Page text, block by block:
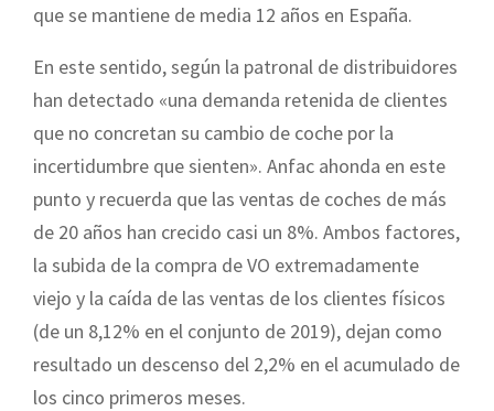
que se mantiene de media 12 años en España.
En este sentido, según la patronal de distribuidores
han detectado «una demanda retenida de clientes
que no concretan su cambio de coche por la
incertidumbre que sienten». Anfac ahonda en este
punto y recuerda que las ventas de coches de más
de 20 años han crecido casi un 8%. Ambos factores,
la subida de la compra de VO extremadamente
viejo y la caída de las ventas de los clientes físicos
(de un 8,12% en el conjunto de 2019), dejan como
resultado un descenso del 2,2% en el acumulado de
los cinco primeros meses.